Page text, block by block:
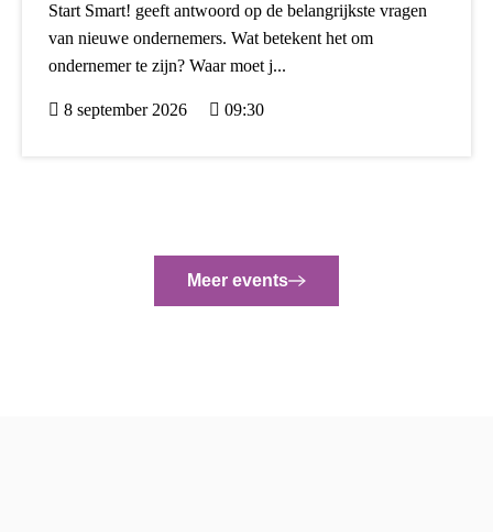
Start Smart! geeft antwoord op de belangrijkste vragen
van nieuwe ondernemers. Wat betekent het om
ondernemer te zijn? Waar moet j...
8 september 2026 09:30
Meer events